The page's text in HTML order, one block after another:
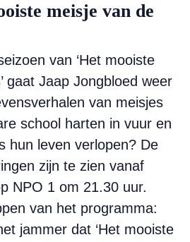
meisje van de
van ‘Het mooiste
gaat Jaap Jongbloed weer
van meisjes
school harten in vuur en
hun leven verlopen? De
zijn te zien vanaf
NPO 1 om 21.30 uur.
van het programma:
jammer dat ‘Het mooiste